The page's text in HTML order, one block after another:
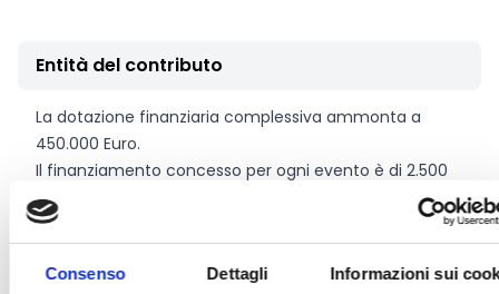
Consenso Dettagli Informazioni sui
Entità del contributo
La dotazione finanziaria complessiva ammonta a
450.000 Euro.
Il finanziamento concesso per ogni evento è di 2.500
Euro a cui si somma l’importo massimo di 200 Euro,
per i costi di realizzazione di un video promozionale
dell’evento. Pertanto l’importo massimo concedibile è
pari a 2.700 Euro.